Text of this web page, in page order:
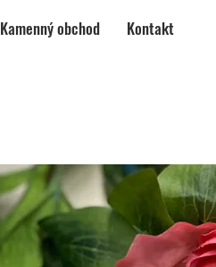
Kamenný obchod Kontakt